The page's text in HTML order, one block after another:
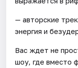
— авторские
энергия и
Вас ждет не
шоу, где вместо